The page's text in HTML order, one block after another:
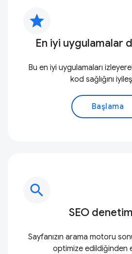
star
En iyi uygulamalar
Bu en iyi uygulamaları
kod sağlığını
Başlama
search
SEO
Sayfanızın arama motoru
optimize edildiğinden